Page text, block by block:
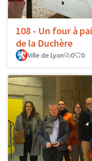
108 - Un four à
de la Duchère
Ville de Lyon 0 0